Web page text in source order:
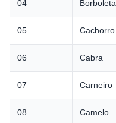
04 Borboleta
05 Cachorro
06 Cabra
07 Carneiro
08 Camelo